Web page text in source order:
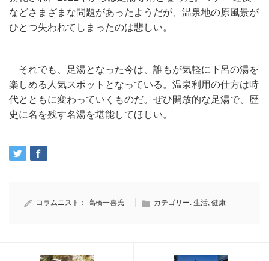
などさまざまな問題があったようだが、温泉地の原風景が
ひとつ失われてしまったのは悲しい。
それでも、足湯となった今は、誰もが気軽に下呂の湯を
楽しめる人気スポットとなっている。温泉利用の仕方は時
代とともに変わっていくものだ。ぜひ開放的な足湯で、歴
史に名を残す名湯を堪能してほしい。
コラムニスト： 高橋一喜氏 カテゴリー: 生活 健康